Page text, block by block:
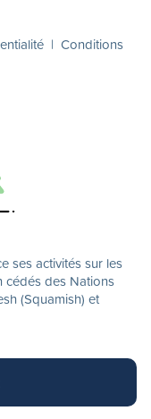
| Conditions
ses activités sur les
cédés des Nations
(Squamish) et